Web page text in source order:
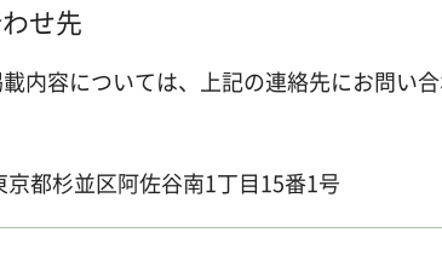
せ先
内容については、上記の連絡先にお問い合
都杉並区阿佐谷南1丁目15番1号